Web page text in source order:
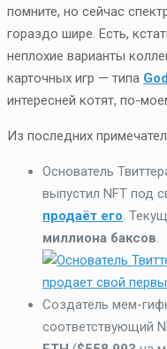
помните, но сейчас
гораздо шире. Есть,
неплохие варианты
карточных игр — типа
интересней котят, по-
Из последних
Основатель
выпустил NFT под
продаёт его.
миллиона баксов.
Создатель мем-
соответствующий